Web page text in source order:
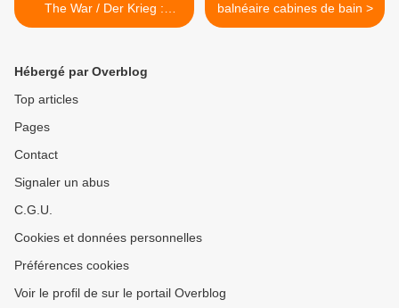
The War / Der Krieg :
exposition trilingue à louer
balnéaire cabines de bain >
Hébergé par Overblog
Top articles
Pages
Contact
Signaler un abus
C.G.U.
Cookies et données personnelles
Préférences cookies
Voir le profil de sur le portail Overblog